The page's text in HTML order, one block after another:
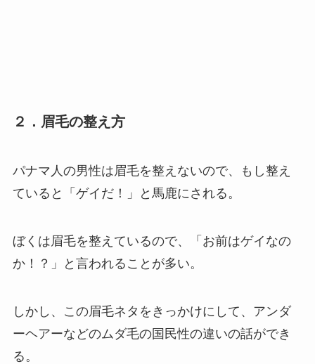
２．眉毛の整え方
パナマ人の男性は眉毛を整えないので、もし整え
ていると「ゲイだ！」と馬鹿にされる。
ぼくは眉毛を整えているので、「お前はゲイなの
か！？」と言われることが多い。
しかし、この眉毛ネタをきっかけにして、アンダ
ーヘアーなどのムダ毛の国民性の違いの話ができ
る。